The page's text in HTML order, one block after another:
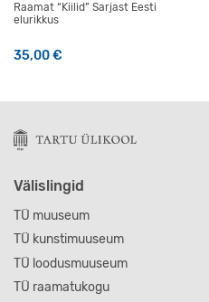
Raamat “Kiilid” Sarjast Eesti
elurikkus
35,00€
Välislingid
TÜ muuseum
TÜ kunstimuuseum
TÜ loodusmuuseum
TÜ raamatukogu